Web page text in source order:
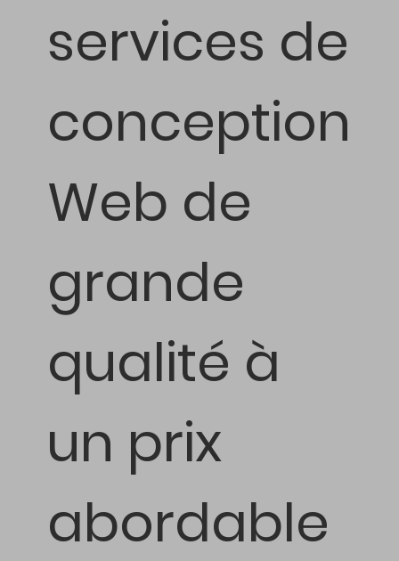
services de
conception
Web de
grande
qualité à
un prix
abordable